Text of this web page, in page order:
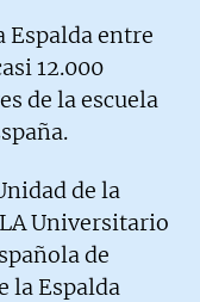
Espalda entre
12.000
de la escuela
de la
Universitario
de
la Espalda